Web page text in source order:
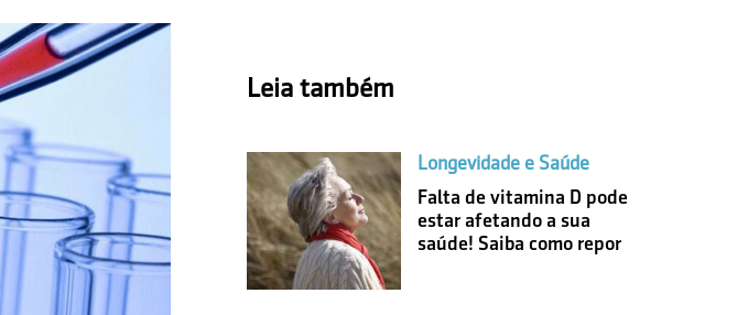
Leia também
Longevidade e Saúde
Falta de vitamina D pode
estar afetando a sua
saúde! Saiba como repor